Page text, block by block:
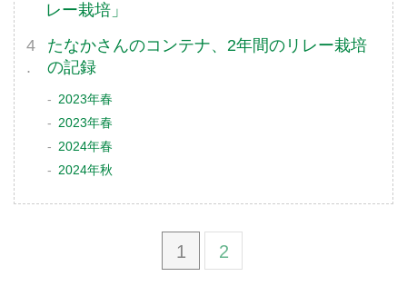
レー栽培」
たなかさんのコンテナ、2年間のリレー栽培
の記録
2023年春
2023年春
2024年春
2024年秋
1 2